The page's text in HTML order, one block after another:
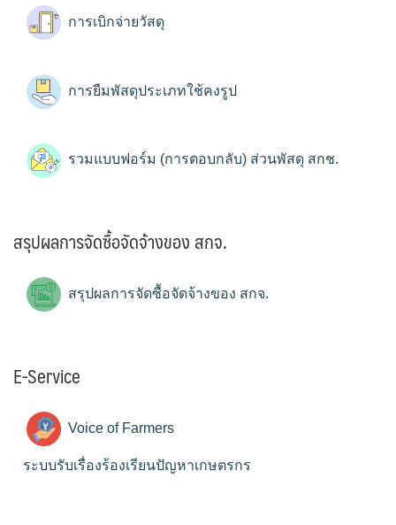
การเบิกจ่ายวัสดุ
การยืมพัสดุประเภทใช้คงรูป
รวมแบบฟอร์ม (การตอบกลับ) ส่วนพัสดุ สกช.
สรุปผลการจัดซื้อจัดจ้างของ สกจ.
สรุปผลการจัดซื้อจัดจ้างของ สกจ.
E-Service
Voice of Farmers
ระบบรับเรื่องร้องเรียนปัญหาเกษตรกร